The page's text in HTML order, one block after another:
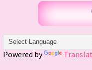
Powered by